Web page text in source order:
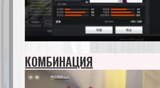
КОМБИНАЦИЯ